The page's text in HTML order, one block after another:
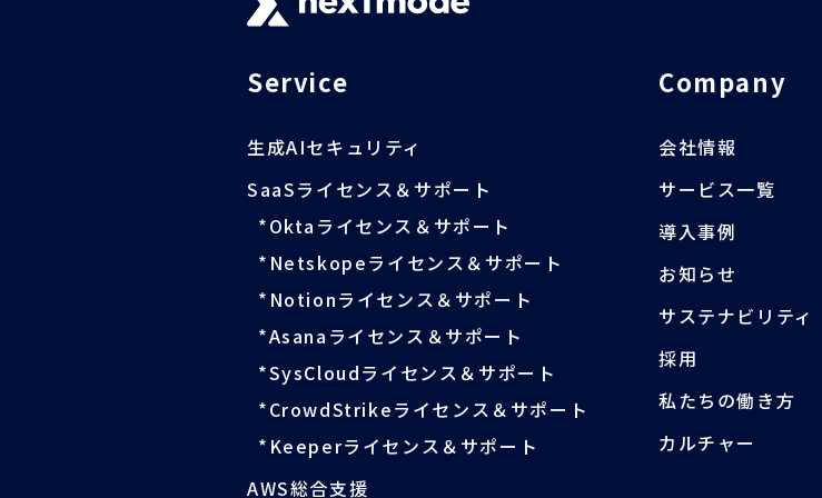
Service
生成AIセキュリティ
SaaSライセンス＆サポート
Oktaライセンス＆サポート
Netskopeライセンス＆サポート
Notionライセンス＆サポート
Asanaライセンス＆サポート
SysCloudライセンス＆サポート
CrowdStrikeライセンス＆サポート
Keeperライセンス＆サポート
AWS総合支援
Company
会社情報
サービス一覧
導入事例
お知らせ
サステナビリティ
採用
私たちの働き方
カルチャー